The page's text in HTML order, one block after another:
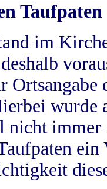
Taufpaten
im
wurde
nicht